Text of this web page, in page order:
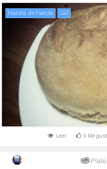
harina de fuerza sal
Leer 9 Me